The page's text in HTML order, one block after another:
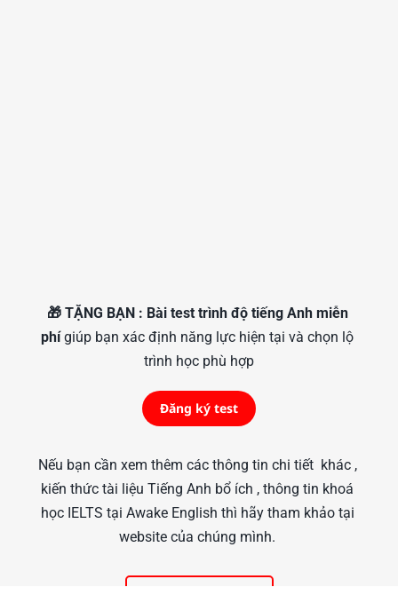
🎁 TẶNG BẠN : Bài test trình độ tiếng Anh miễn
phí giúp bạn xác định năng lực hiện tại và chọn lộ
trình học phù hợp
Đăng ký test
Nếu bạn cần xem thêm các thông tin chi tiết  khác ,
kiến thức tài liệu Tiếng Anh bổ ích , thông tin khoá
học IELTS tại Awake English thì hãy tham khảo tại
website của chúng mình.